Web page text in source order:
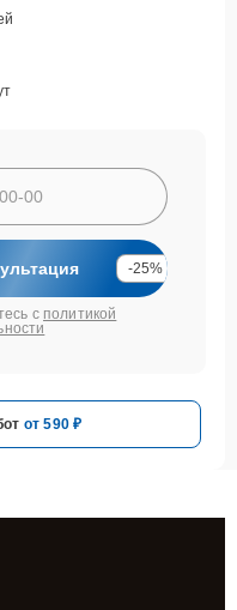
-25%
с политикой
от 590 ₽